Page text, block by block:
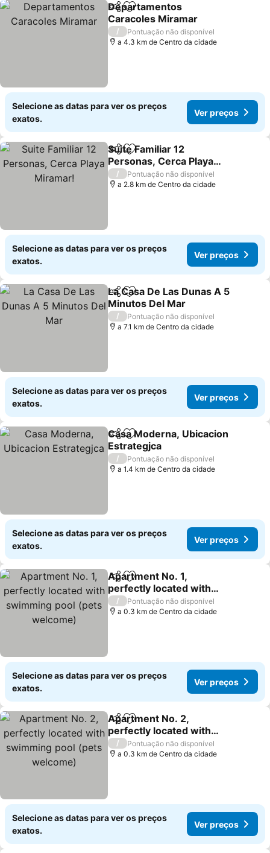
PartilharAdicionar aos favoritos
Departamentos
Caracoles Miramar
Ver preços
/
Pontuação não disponível
a 4.3 km de Centro da cidade
Selecione as datas para ver os preços
exatos.
Ver preços
PartilharAdicionar aos favoritos
Suite Familiar 12
Personas, Cerca Playa
Miramar!
Ver preços
/
Pontuação não disponível
a 2.8 km de Centro da cidade
Selecione as datas para ver os preços
exatos.
Ver preços
PartilharAdicionar aos favoritos
La Casa De Las Dunas A 5
Minutos Del Mar
Ver preços
/
Pontuação não disponível
a 7.1 km de Centro da cidade
Selecione as datas para ver os preços
exatos.
Ver preços
PartilharAdicionar aos favoritos
Casa Moderna, Ubicacion
Estrategjca
Ver preços
/
Pontuação não disponível
a 1.4 km de Centro da cidade
Selecione as datas para ver os preços
exatos.
Ver preços
PartilharAdicionar aos favoritos
Apartment No. 1,
perfectly located with
swimming pool (pets
welcome)
Ver preços
/
Pontuação não disponível
a 0.3 km de Centro da cidade
Selecione as datas para ver os preços
exatos.
Ver preços
PartilharAdicionar aos favoritos
Apartment No. 2,
perfectly located with
swimming pool (pets
welcome)
Ver preços
/
Pontuação não disponível
a 0.3 km de Centro da cidade
Selecione as datas para ver os preços
exatos.
Ver preços